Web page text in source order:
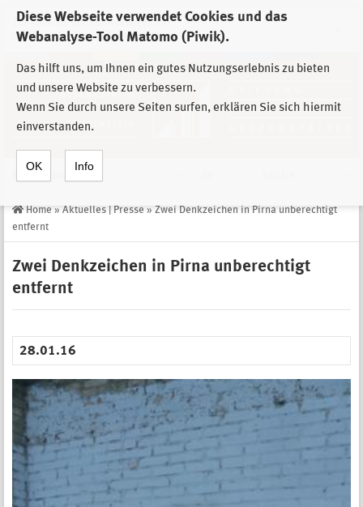
Diese Webseite verwendet Cookies und das
Webanalyse-Tool Matomo (Piwik).
Das hilft uns, um Ihnen ein gutes Nutzungserlebnis zu bieten
und unsere Website zu verbessern.
Wenn Sie durch unsere Seiten surfen, erklären Sie sich hiermit
einverstanden.
OK Info
Zur Auswahl der Einrichtungen der
Stiftung Sächsische Gedenkstätten
Home » Aktuelles | Presse » Zwei Denkzeichen in Pirna unberechtigt
entfernt
Zwei Denkzeichen in Pirna unberechtigt
entfernt
28.01.16